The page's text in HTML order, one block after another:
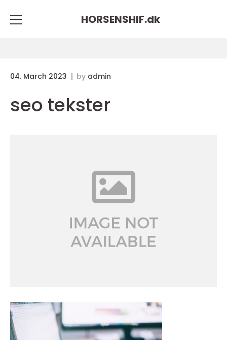
HORSENSHIF.dk
04. March 2023 by admin
seo tekster